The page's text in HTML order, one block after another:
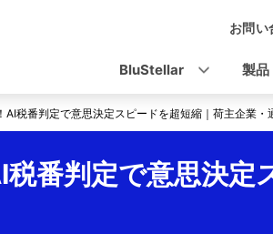
ゲ
ー
シ
お問い
BluStellar 製品
AI税番判定で意思決定スピードを超短縮｜荷主企業
番判定で意思決定